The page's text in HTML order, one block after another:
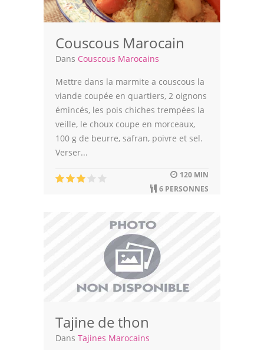
Couscous Marocain
Dans Couscous Marocains
Mettre dans la marmite a couscous la
viande coupée en quartiers, 2 oignons
émincés, les pois chiches trempées la
veille, le choux coupe en morceaux,
100 g de beurre, safran, poivre et sel.
Verser...
120 MIN
6 PERSONNES
Tajine de thon
Dans Tajines Marocains